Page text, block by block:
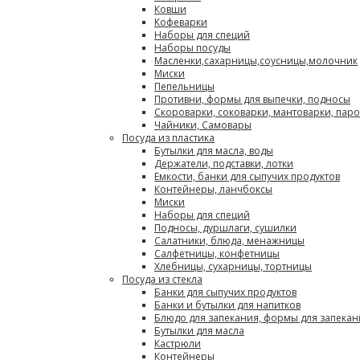
Ковши
Кофеварки
Наборы для специй
Наборы посуды
Масленки,сахарницы,соусницы,молочник
Миски
Пепельницы
Противни, формы для выпечки, подносы
Скороварки, соковарки, мантоварки,
Чайники, Самовары
Посуда из пластика
Бутылки для масла, воды
Держатели, подставки, лотки
Емкости, банки для сыпучих продуктов
Контейнеры, ланчбоксы
Миски
Наборы для специй
Подносы, дуршлаги, сушилки
Салатники, блюда, менажницы
Салфетницы, конфетницы
Хлебницы, сухарницы, тортницы
Посуда из стекла
Банки для сыпучих продуктов
Банки и бутылки для напитков
Блюдо для запекания, формы для
Бутылки для масла
Кастрюли
Контейнеры